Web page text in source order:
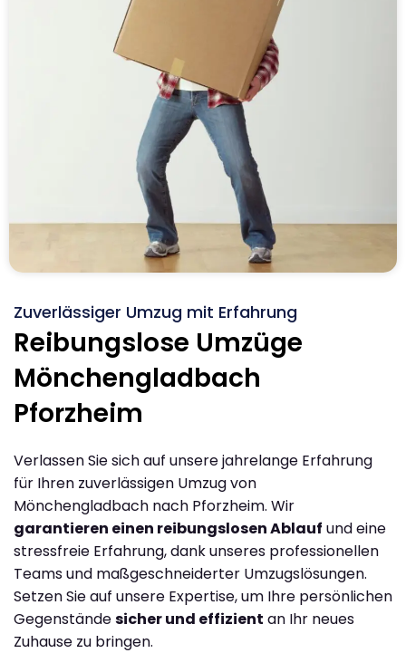
Zuverlässiger Umzug mit Erfahrung
Reibungslose Umzüge
Mönchengladbach
Pforzheim
Verlassen Sie sich auf unsere jahrelange Erfahrung
für Ihren zuverlässigen Umzug von
Mönchengladbach nach Pforzheim. Wir
garantieren einen reibungslosen Ablauf und eine
stressfreie Erfahrung, dank unseres professionellen
Teams und maßgeschneiderter Umzugslösungen.
Setzen Sie auf unsere Expertise, um Ihre persönlichen
Gegenständesicher und effizient an Ihr neues
Zuhause zu bringen.